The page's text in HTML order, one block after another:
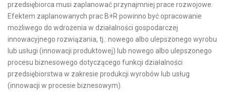
przedsiębiorca musi zaplanować przynajmniej prace rozwojowe.
Efektem zaplanowanych prac B+R powinno być opracowanie
możliwego do wdrożenia w działalności gospodarczej
innowacyjnego rozwiązania, tj.: nowego albo ulepszonego wyrobu
lub usługi (innowacji produktowej) lub nowego albo ulepszonego
procesu biznesowego dotyczącego funkcji działalności
przedsiębiorstwa w zakresie produkcji wyrobów lub usług
(innowacji w procesie biznesowym).